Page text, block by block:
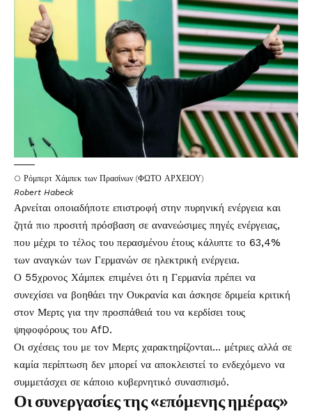
O Ρόμπερτ Χάμπεκ των Πρασίνων (ΦΩΤΟ ΑΡΧΕΙΟΥ)
Robert Habeck
Αρνείται οποιαδήποτε επιστροφή στην πυρηνική ενέργεια και
ζητά πιο προσιτή πρόσβαση σε ανανεώσιμες πηγές ενέργειας,
που μέχρι το τέλος του περασμένου έτους κάλυπτε το 63,4%
των αναγκών των Γερμανών σε ηλεκτρική ενέργεια.
Ο 55χρονος Χάμπεκ επιμένει ότι η Γερμανία πρέπει να
συνεχίσει να βοηθάει την Ουκρανία και άσκησε δριμεία κριτική
στον Μερτς για την προσπάθειά του να κερδίσει τους
ψηφοφόρους του AfD.
Οι σχέσεις του με τον Μερτς χαρακτηρίζονται… μέτριες αλλά σε
καμία περίπτωση δεν μπορεί να αποκλειστεί το ενδεχόμενο να
συμμετάσχει σε κάποιο κυβερνητικό συνασπισμό.
Οι συνεργασίες της «επόμενης ημέρας»